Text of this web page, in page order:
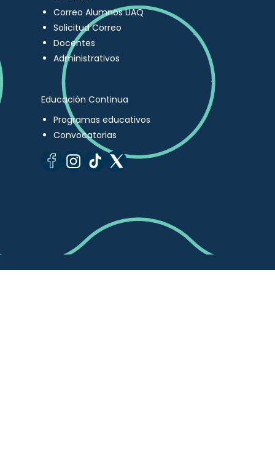
Correo Alumnos UAQ
Solicitud Correo
Docentes
Administrativos
Educación Continua
Programas educativos
Convocatorias